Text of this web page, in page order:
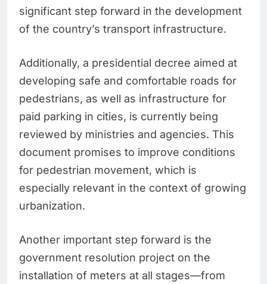
significant step forward in the development
of the country’s transport infrastructure.
Additionally, a presidential decree aimed at
developing safe and comfortable roads for
pedestrians, as well as infrastructure for
paid parking in cities, is currently being
reviewed by ministries and agencies. This
document promises to improve conditions
for pedestrian movement, which is
especially relevant in the context of growing
urbanization.
Another important step forward is the
government resolution project on the
installation of meters at all stages—from